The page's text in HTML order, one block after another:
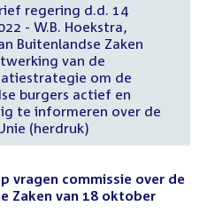
regering d.d. 14
- W.B. Hoekstra,
Buitenlandse Zaken
van de
om de
burgers actief en
te informeren over de
(herdruk)
vragen commissie over de
Zaken van 18 oktober